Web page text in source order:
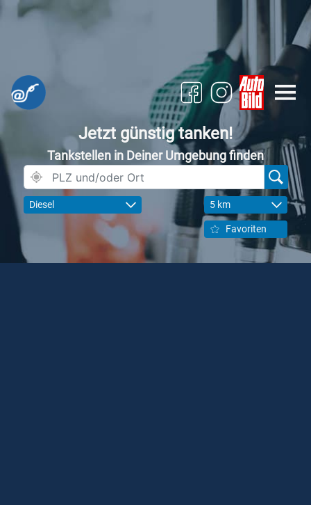
Jetzt günstig tanken!
Tankstellen in Deiner Umgebung finden
Diesel 5 km
Favoriten